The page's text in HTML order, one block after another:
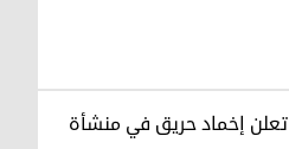
إخماد حريق في منشأة